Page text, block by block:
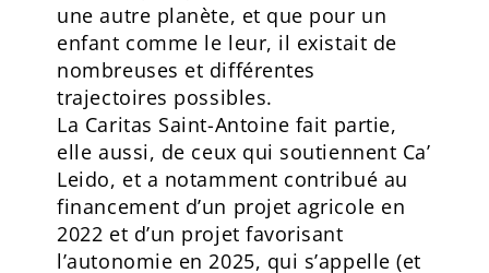
une autre planète, et que pour un
enfant comme le leur, il existait de
nombreuses et différentes
trajectoires possibles.
La Caritas Saint-Antoine fait partie,
elle aussi, de ceux qui soutiennent Ca’
Leido, et a notamment contribué au
financement d’un projet agricole en
2022 et d’un projet favorisant
l’autonomie en 2025, qui s’appelle (et